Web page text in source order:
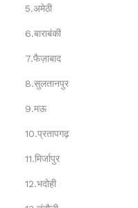
5.अमेठी
6.बाराबंकी
7.फैज़ाबाद
8.सुलतानपुर
9.मऊ
10.प्रतापगढ़
11.मिर्जापुर
12.भदोही